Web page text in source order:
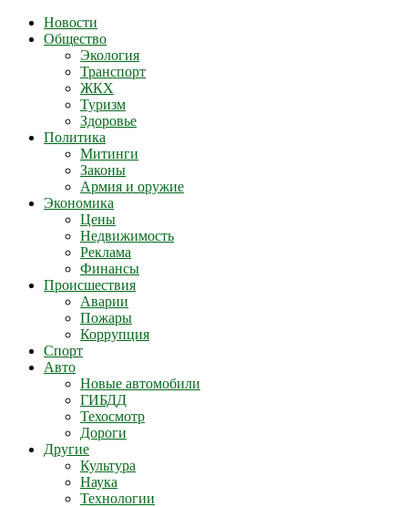
Новости
Общество
Экология
Транспорт
ЖКХ
Туризм
Здоровье
Политика
Митинги
Законы
Армия и оружие
Экономика
Цены
Недвижимость
Реклама
Финансы
Происшествия
Аварии
Пожары
Коррупция
Спорт
Авто
Новые автомобили
ГИБДД
Техосмотр
Дороги
Другие
Культура
Наука
Технологии